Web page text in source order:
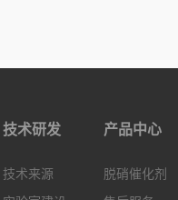
技术研发
技术来源
产品中心
脱硝催化剂